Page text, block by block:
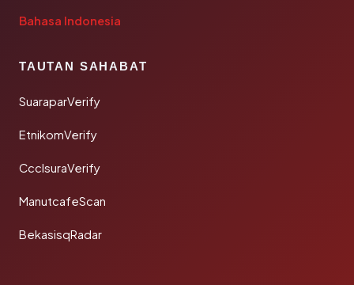
Bahasa Indonesia
TAUTAN SAHABAT
SuaraparVerify
EtnikomVerify
CcclsuraVerify
ManutcafeScan
BekasisqRadar